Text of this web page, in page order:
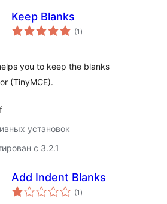
Keep Blanks
(1 общий
рейтинг
)
you to keep the blanks
(TinyMCE).
установок
с 3.2.1
Add Indent Blanks
(1 общий
рейтинг
)